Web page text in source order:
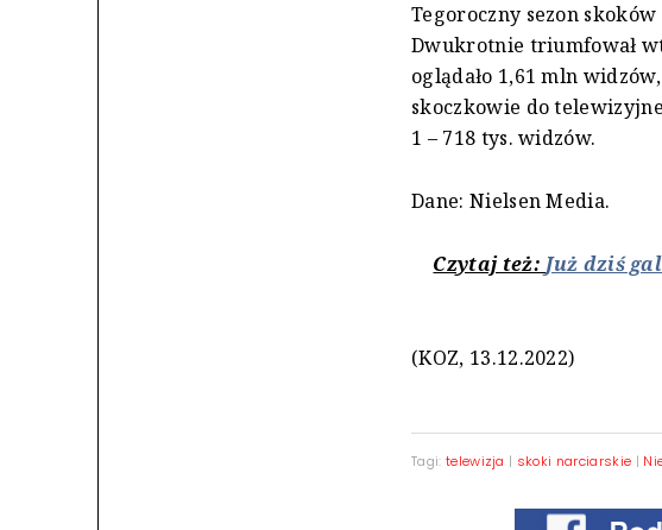
Tegoroczny sezon
Dwukrotnie triumfował
oglądało 1,61 mln
skoczkowie do
1 – 718 tys. widzów.
Dane: Nielsen Media.
Czytaj też: Już dziś
(KOZ, 13.12.2022)
Tagi: telewizja | skoki narciarskie |